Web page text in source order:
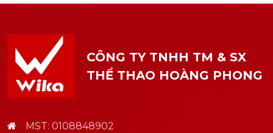
CÔNG TY TNHH TM & SX
THỂ THAO HOÀNG PHONG
MST: 0108848902